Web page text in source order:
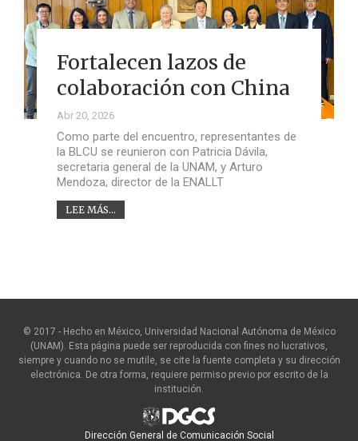
Fortalecen lazos de
colaboración con China
Abr 20, 2026
Como parte del encuentro, representantes de
la BLCU se reunieron con Patricia Dávila,
secretaria general de la UNAM, y Arturo
Mendoza, director de la ENALLT
LEE MÁS...
© 2017 - Hecho en México, Universidad Nacional Autónoma de México
(UNAM). Esta página puede ser reproducida con fines no lucrativos,
siempre y cuando no se mutile, se cite la fuente completa y su dirección
electrónica. De otra forma, requiere permiso previo por escrito de la
institución.
Dirección General de Comunicación Social